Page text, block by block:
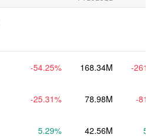
-54.25% 168.34M -
-25.31% 78.98M -
5.29% 42.56M